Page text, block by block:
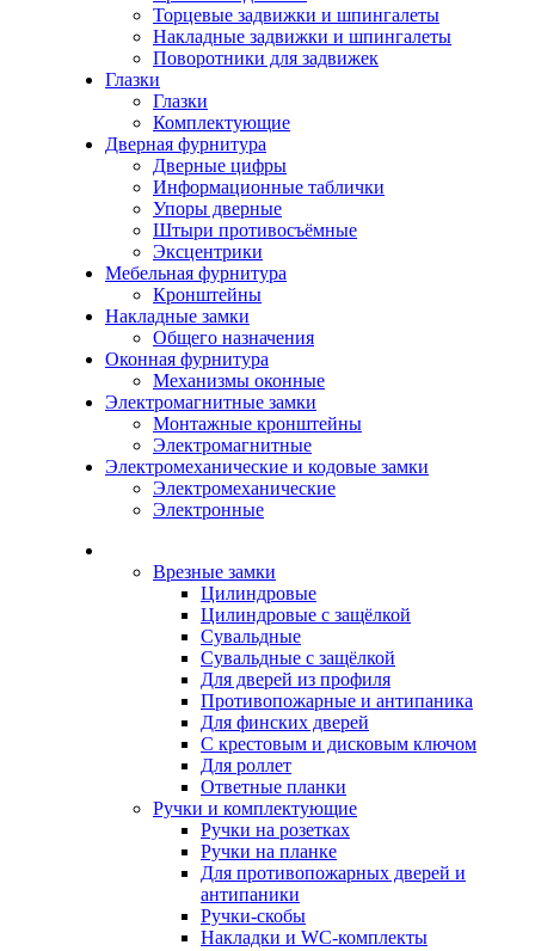
Торцевые задвижки и шпингалеты
Накладные задвижки и шпингалеты
Поворотники для задвижек
Глазки
Глазки
Комплектующие
Дверная фурнитура
Дверные цифры
Информационные таблички
Упоры дверные
Штыри противосъёмные
Эксцентрики
Мебельная фурнитура
Кронштейны
Накладные замки
Общего назначения
Оконная фурнитура
Механизмы оконные
Электромагнитные замки
Монтажные кронштейны
Электромагнитные
Электромеханические и кодовые замки
Электромеханические
Электронные
Врезные замки
Цилиндровые
Цилиндровые с защёлкой
Сувальдные
Сувальдные с защёлкой
Для дверей из профиля
Противопожарные и антипаника
Для финских дверей
С крестовым и дисковым ключом
Для роллет
Ответные планки
Ручки и комплектующие
Ручки на розетках
Ручки на планке
Для противопожарных дверей и
антипаники
Ручки-скобы
Накладки и WC-комплекты